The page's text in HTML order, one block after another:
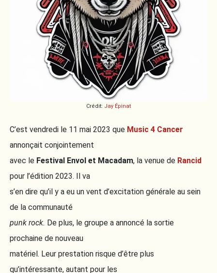
Crédit: Jay Épinat
C’est vendredi le 11 mai 2023 que Music 4 Cancer
annonçait conjointement
avec le Festival Envol et Macadam, la venue de Rancid
pour l’édition 2023. Il va
s’en dire qu’il y a eu un vent d’excitation générale au sein
de la communauté
punk rock. De plus, le groupe a annoncé la sortie
prochaine de nouveau
matériel. Leur prestation risque d’être plus
qu’intéressante, autant pour les